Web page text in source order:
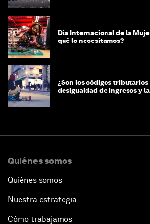
Día Internacional de la
qué lo necesitamos?
¿Son los códigos tributarios
desigualdad de ingresos y
Quiénes somos
Quiénes somos
Nuestra estrategia
Cómo trabajamos